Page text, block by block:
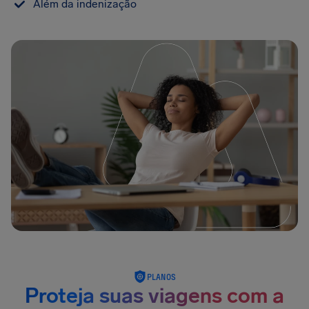
Além da indenização
PLANOS
Proteja suas viagens com a